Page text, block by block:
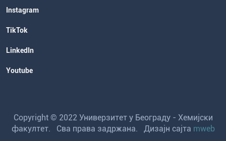
Instagram
TikTok
LinkedIn
Youtube
Copyright © 2022 Универзитет у Београду - Хемијски
факултет. Сва права задржана. Дизајн сајта mweb